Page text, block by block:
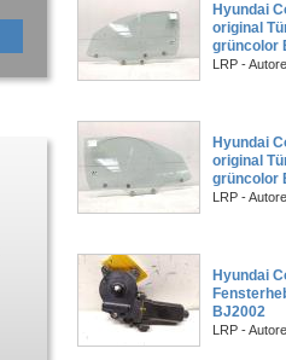
Hyundai
original
grüncolor
LRP -
Hyundai
original
grüncolor
LRP -
Hyundai
BJ2002
LRP -